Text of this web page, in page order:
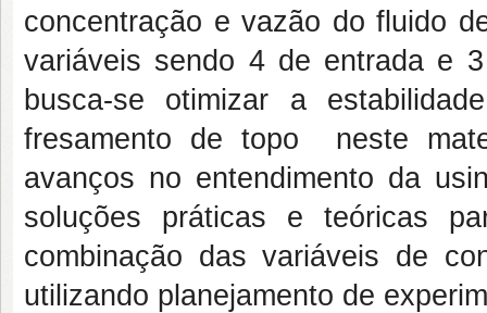
concentração e vazão do fluido
variáveis sendo 4 de entrada e
busca-se otimizar a
fresamento de topo neste
avanços no entendimento da
soluções práticas e teóricas
combinação das variáveis de
utilizando planejamento de